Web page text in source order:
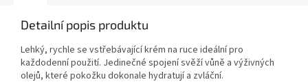
Detailní popis produktu
Lehký, rychle se vstřebávající krém na ruce ideální pro
každodenní použití. Jedinečné spojení svěží vůně a výživných
olejů, které pokožku dokonale hydratují a zvláční.